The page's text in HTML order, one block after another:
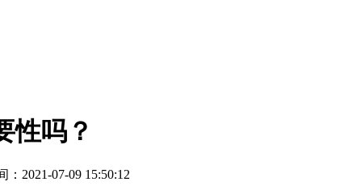
性吗？
：2021-07-09 15:50:12